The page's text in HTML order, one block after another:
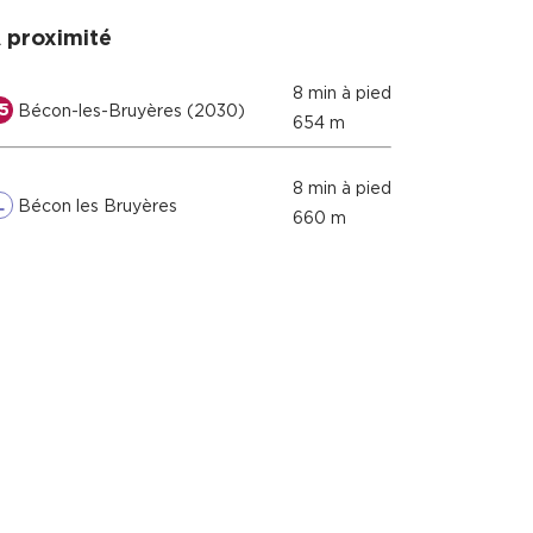
proximité
Bécon-les-Bruyères (2030)
8 min à pied
654 m
Bécon les Bruyères
8 min à pied
660 m